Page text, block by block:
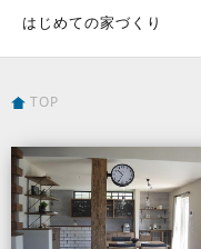
はじめての家づくり
TOP